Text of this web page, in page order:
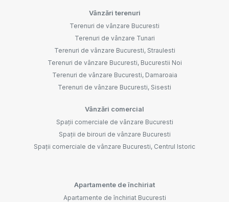
Vânzări terenuri
Terenuri de vânzare Bucuresti
Terenuri de vânzare Tunari
Terenuri de vânzare Bucuresti, Straulesti
Terenuri de vânzare Bucuresti, Bucurestii Noi
Terenuri de vânzare Bucuresti, Damaroaia
Terenuri de vânzare Bucuresti, Sisesti
Vânzări comercial
Spații comerciale de vânzare Bucuresti
Spații de birouri de vânzare Bucuresti
Spații comerciale de vânzare Bucuresti, Centrul Istoric
Apartamente de închiriat
Apartamente de închiriat Bucuresti